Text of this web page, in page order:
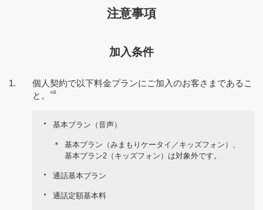
ひかりdeトークSとのお申し込みの場合
NURO 光 でんわとのお申し込みの場合
BBフォンはSoftBank 光が提供しています。
注意事項
加入条件
個人契約で以下料金プランにご加入のお客さまであるこ
と。
※8
基本プラン（音声）
＊
基本プラン（みまもりケータイ／キッズフォン）、
基本プラン2（キッズフォン）は対象外です。
通話基本プラン
通話定額基本料